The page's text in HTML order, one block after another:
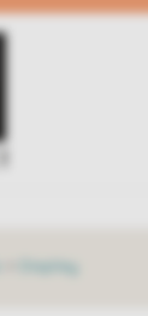
Display